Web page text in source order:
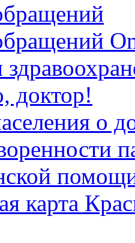
доктор!
о
карта